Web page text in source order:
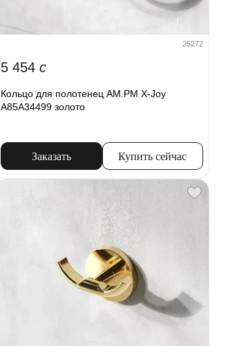
25272
5 454c
Кольцо для полотенец AM.PM X-Joy
A85A34499 золото
Заказать Купить сейчас